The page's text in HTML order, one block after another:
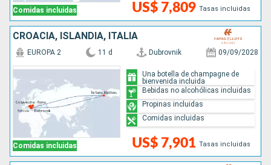
Comidas incluidas US$ 7,809 Tasas incluidas
CROACIA, ISLANDIA, ITALIA
Comidas incluidas
EUROPA 2 11 d Dubrovnik 09/09/2028
US$ 7,901 Tasas incluidas
Una botella de champagne de
bienvenida incluida
Bebidas no alcohólicas incluidas
Propinas incluidas
Comidas incluidas